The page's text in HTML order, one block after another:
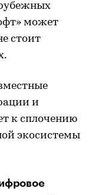
может
стоит
и
к сплочению
экосистемы